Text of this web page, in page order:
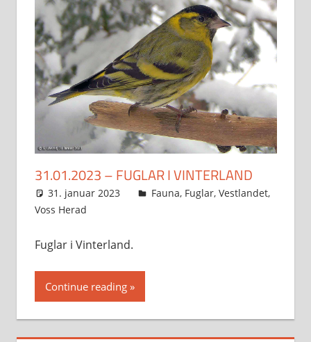
31.01.2023 – FUGLAR I VINTERLAND
31. januar 2023 Svein
Fauna, Fuglar, Vestlandet,
Voss Herad
Fuglar i Vinterland.
Continue reading